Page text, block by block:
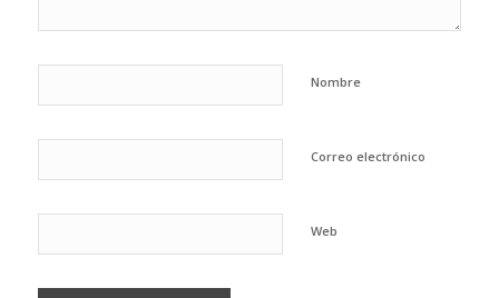
Nombre
Correo electrónico
Web